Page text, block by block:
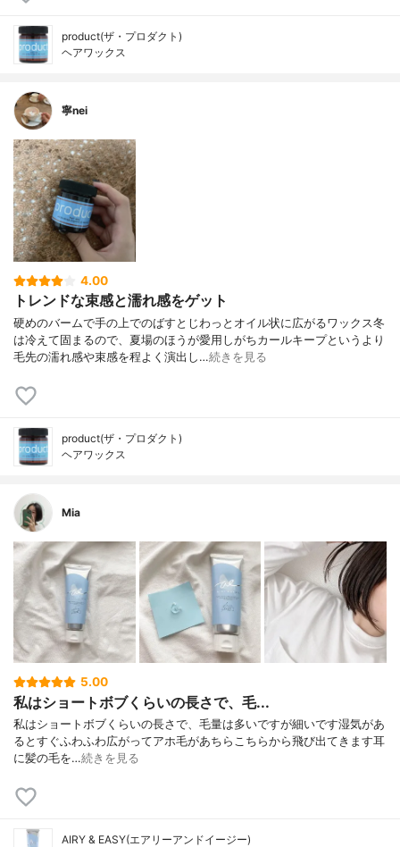
product(ザ・プロダクト)
ヘアワックス
寧nei
4.00
トレンドな束感と濡れ感をゲット
硬めのバームで手の上でのばすとじわっとオイル状に広がるワックス冬
は冷えて固まるので、夏場のほうが愛用しがちカールキープというより
毛先の濡れ感や束感を程よく演出し…続きを見る
product(ザ・プロダクト)
ヘアワックス
Mia
5.00
私はショートボブくらいの長さで、毛...
私はショートボブくらいの長さで、毛量は多いですが細いです湿気があ
るとすぐふわふわ広がってアホ毛があちらこちらから飛び出てきます耳
に髪の毛を…続きを見る
AIRY & EASY(エアリーアンドイージー)